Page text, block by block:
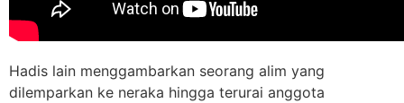
Hadis lain menggambarkan seorang alim yang
dilemparkan ke neraka hingga terurai anggota